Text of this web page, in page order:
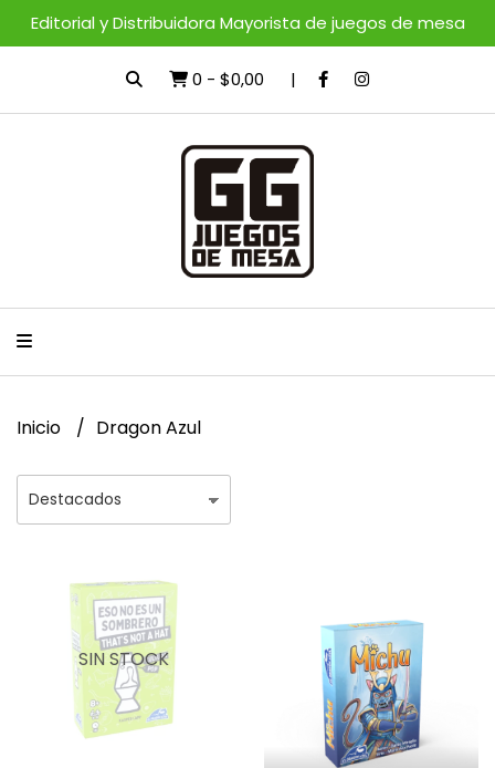
Editorial y Distribuidora Mayorista de juegos de mesa
0 - $0,00
Inicio Dragon Azul
SIN STOCK